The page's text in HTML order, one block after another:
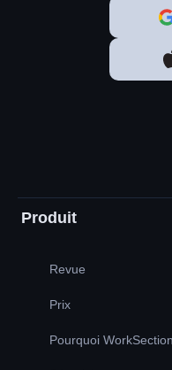
Produit
Revue
Prix
Pourquoi